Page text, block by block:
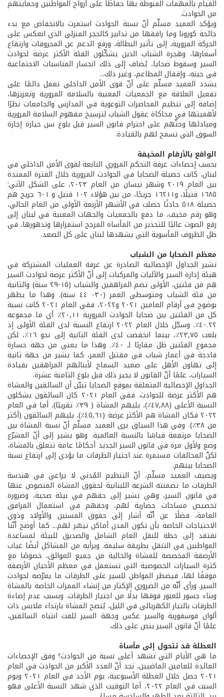
القيام بالمهمات المنوطة بها حفاظًا على أرواح المواطنين وحمايتهم
من الحوادث.
ويؤكد العميد مسلّم أنّ نسبة الحوادث استمرت بالانخفاض مع بدء
جائحة كورونا وما رافقها من تدابير كالحجر المنزلي الذي انعكس على
الحركة المرورية، إلى تأثير البطالة، ورفع الدعم عن المحروقات وارتفاع
أسعارها، وهجرة الشباب الذين يشكّلون الفئة الأكثر عرضة لحوادث
السير وسقوط ضحايا، يُضاف إلى ذلك انحسار المناسبات الاجتماعية
في حينه، وإقفال المطاعم، وغير ذلك...
يشدد العميد مسلّم على أنّ قوى الأمن الداخلي تعمل دائمًا على
تفعيل العلاقة مع الجمعيات المعنية بالسلامة المرورية وتعزيزها،
إضافة إلى تنظيم المحاضرات التوعوية في المدارس والجامعات نظرًا
لأهميتها في محاكاة عقول الشباب لترسيخ مفهوم السلامة المرورية
ومبادئها وحثّهم على احترام قانون السير قبل بلوغ سن حيازة إجازة
السوق التي تسمح لهم بالقيادة.
الواقع بالأرقام المخيفة
بحسب إحصاءات غرفة التحكم المروري التابعة لقوى الأمن الداخلي في
لبنان، كانت حصيلة الضحايا في الحوادث المرورية خلال الفترة الممتدة
بين العام ٢٠١٩ وشهر نيسان من العام ٢٠٢٣، على الشكل الآتي:
١٦٨٥ قتيلًا، و١٦٢١١ جريحًا، من بين هؤلاء ١٠٢ قتيل و ٦٠١ جريح هم
حصيلة ٥١٨ حادثًا حصلت في الأشهر الأربعة الأولى من العام الحالي،
وهو رقم مخيف، ما دفع بالجمعيات والجهات المعنية في لبنان إلى
رفع الصوت عاليًا للتحذير من المأساة المرجح استمرارها وتدهورها، في
ظل الظروف المأسوية التي يشهدها لبنان على كل الصعد.
معظم الضحايا من الشباب
تشير الجداول الإحصائية الصادرة عن غرفة العمليات المشتركة في
هيئة إدارة السير والآليات والمركبات إلى أنّ الأكثر عرضة لحوادث السير
هم من فئتين، الأولى تضم المراهقين والشباب (١٥-٢٩ سنة) والثانية
من فئة الشباب ومتوسطي العمر (٣٠- ٤٤ سنة). وهذا ما يظهر
بوضوح في أرقام العامين ٢٠٢١ و٢٠٢٢، ففي العام ٢٠٢١ كانت نسبة
كل من الفئتين بين ضحايا الحوادث المرورية ٢٠,١١٪ أي ما مجموعه
٤٠.٢٢٪. وسجّل خلال العام ٢٠٢٢ ارتفاع النسبة لدى الفئة الأولى إذ
بلغت ٢٣,٧٥٪، بينما انخفضت لدى الفئة الثانية إلى نحو ١٦٪، لكن
مجموع الفئتين ظل مقاربًا لـ ٤٠٪. وهذا ما يعني من جهة خسارة
فادحة في أعمار شباب في مقتبل العمر، كما يشير من جهة ثانية
إلى تهاون الأهل على صعيد السماح لأبنائهم المراهقين بقيادة
السيارات، علمًا أنّ القانون لا يجيز ذلك قبل بلوغ الثامنة عشرة.
الجداول الإحصائية المتعلقة بموقع الضحايا تبيّن أن السائقين والمشاة
هم الأكثر عرضة للحوادث. ففي العام ٢٠٢١ كان السائقون يشكلون
النسبة الأعلى (٤٧,٨٨٪)، يليهم المشاة ( ٣٩٪ تقريبًا)، أما في العام
٢٠٢٢ فكان المشاة هم الأكثر عرضة (٤٥,٦١٪)، يليهم السائقون (أكثر
من ٣٨٪). وفي هذا السياق يرى العميد مسلّم أنّ نسبة المشاة بين
الضحايا مرتفعة قياسًا بالنسبة العالمية. وهو يشير إلى أنّ المشرّع
وضع ولأول مرة في قانون السير الجديد أحكامًا عامة تتعلق بالمشاة،
لكنّ المخالفات مستمرة عند اجتياز الطرقات ما يؤدي إلى ارتفاع نسبة
الضحايا بينهم.
ويضيف العميد مسلّم، أنّ التنظيم المُدني لا يراعي في هندسة
الطرقات ما تضمنته الشرعة اللبنانية لحقوق المشاة المنصوص عنها
في قانون السير، وهي تشير إلى حقهم في بيئة صحية، وضرورة
تخصيص مساحات حضارية لهم، وحقهم في استعمال المرافق
العامة، فضلًا عن أنّه أشار إلى حقوق المسنين والأولاد وذوي
الاحتياجات الخاصة بأن تكون المدن أماكن تيسّر لهم... كما أوضح أنّنا
نفتقد إلى خطة للنقل العام الشامل والصديق للبيئة لمساعدة
المواطنين في التنقل بطريقة سليمة. وبرأيه من المشاكل أيضًا غياب
الأرصفة المخصصة للمشاة والخالية من جميع العوائق، خصوصًا مع
كثرة السيارات الخصوصية التي تستعمل في معظم الأحيان الأرصفة
موقفًا لها، فيضطر المواطن للسير على الطرقات ما يعرّضه لحوادث
السير. ورأى أنّه من الضروري الإكثار من إنشاء الممرات الخاصة بالمشاة
وبناء جسور للعبور فوقها بدلًا من اجتياز الطرقات. وبسبب عدم إضاءة
الطرقات بالتيار الكهربائي في الليل، يُنصح المشاة بارتداء ملابس ذات
ألوان فوسفورية والسير عكس وجهة السير للفت انتباه السائقين،
علمًا أنّ قانون السير ينص على ذلك.
العطلة قد تتحول إلى مأساة
ما هي الأيام التي تشهد أعلى نسبة من الحوادث؟ وفق الإحصاءات
العائدة للعامين الماضيين، نجد أنّ العدد الأكبر من الحوادث في العام
٢٠٢١ حصل خلال العطلة الأسبوعية، يوم الأحد في العام ٢٠٢١ ويوم
السبت في العام ٢٠٢٢، أما التوقيت الذي شهد النسبة الأعلى فهو